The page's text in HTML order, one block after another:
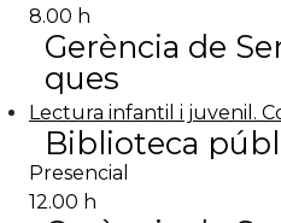
8.00 h
Gerència de
ques
Lectura infantil i juvenil.
Biblioteca
Presencial
12.00 h